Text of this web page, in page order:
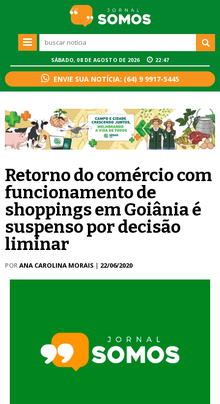
SÁBADO, 08 DE AGOSTO DE 2026 22:47
ENVIE SUA NOTÍCIA: (64) 9 9917-5445
Retorno do comércio com
funcionamento de
shoppings em Goiânia é
suspenso por decisão
liminar
PORANA CAROLINA MORAIS | 22/06/2020